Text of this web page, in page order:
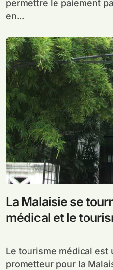
permettre le paiement
en...
La Malaisie se
médical et le
Le tourisme médical est un marché de niche
prometteur pour la